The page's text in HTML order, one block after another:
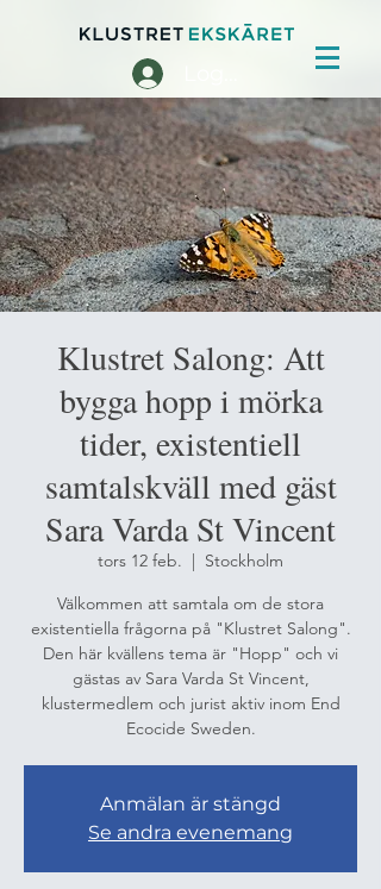
Klustret Salong: Att
bygga hopp i mörka
tider, existentiell
samtalskväll med gäst
Sara Varda St Vincent
tors 12 feb.
  |
Stockholm
Välkommen att samtala om de stora
existentiella frågorna på "Klustret Salong".
Den här kvällens tema är "Hopp" och vi
gästas av Sara Varda St Vincent,
klustermedlem och jurist aktiv inom End
Ecocide Sweden.
Anmälan är stängd
Se andra evenemang